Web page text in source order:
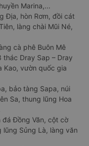
Marina,...
Địa, hòn Rơm, đồi cát
làng chài Mũi Né,
cà phê Buôn Mê
thác Dray Sap – Dray
Kao, vườn quốc gia
bảo tàng Sapa, núi
Sa, thung lũng Hoa
đá Đồng Văn, cột cờ
lũng Sủng Là, làng văn